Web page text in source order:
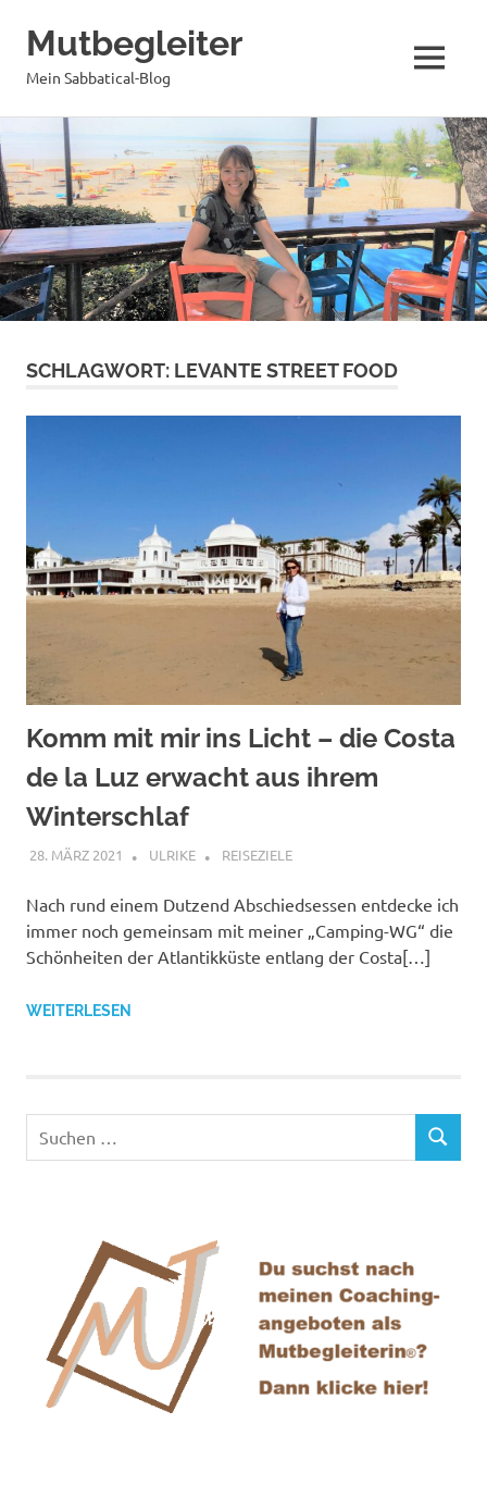
Inhalt
springen
Mutbegleiter
Mein Sabbatical-Blog MENÜ
SCHLAGWORT: LEVANTE STREET FOOD
Komm mit mir ins Licht – die Costa
de la Luz erwacht aus ihrem
Winterschlaf
28. MÄRZ 2021 ULRIKE REISEZIELE
Nach rund einem Dutzend Abschiedsessen entdecke ich
immer noch gemeinsam mit meiner „Camping-WG“ die
Schönheiten der Atlantikküste entlang der Costa[…]
WEITERLESEN
Suchen
SUCHEN